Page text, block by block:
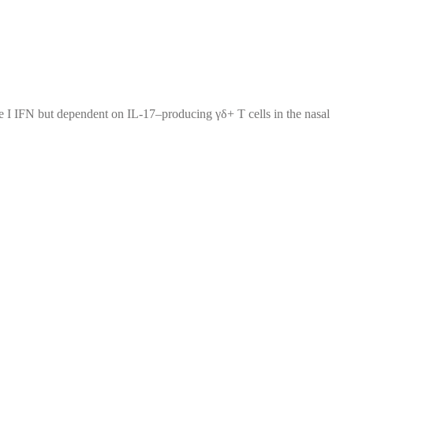
IFN but dependent on IL-17–producing γδ+ T cells in the nasal